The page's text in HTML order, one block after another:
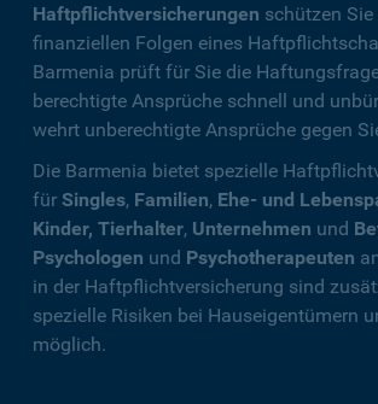
Haftpflichtversicherungen schützen Sie
finanziellen Folgen eines
Barmenia prüft für Sie die
berechtigte Ansprüche schnell und
wehrt unberechtigte Ansprüche gegen
Die Barmenia bietet spezielle
für Singles, Familien, Ehe- und
Kinder, Tierhalter, Unternehmen und
Psychologen und Psychotherapeuten
in der Haftpflichtversicherung sind
spezielle Risiken bei Hauseigentümern
möglich.